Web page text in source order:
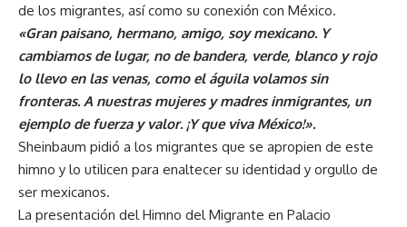
de los migrantes, así como su conexión con México.
«Gran paisano, hermano, amigo, soy mexicano. Y
cambiamos de lugar, no de bandera, verde, blanco y rojo
lo llevo en las venas, como el águila volamos sin
fronteras. A nuestras mujeres y madres inmigrantes, un
ejemplo de fuerza y valor. ¡Y que viva México!».
Sheinbaum pidió a los migrantes que se apropien de este
himno y lo utilicen para enaltecer su identidad y orgullo de
ser mexicanos.
La presentación del Himno del Migrante en Palacio